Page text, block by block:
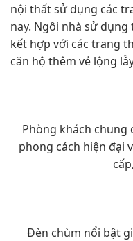
nội thất sử dụng các
nay. Ngôi nhà sử
kết hợp với các trang
căn hộ thêm vẻ lộng
Phòng khách chung
phong cách hiện đại
Đèn chùm nổi bật